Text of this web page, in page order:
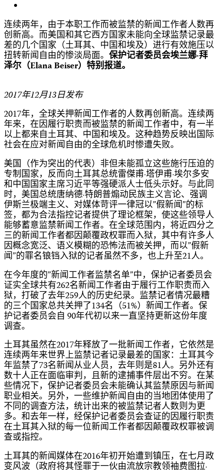
连续两年，由于本职工作而被监禁的新闻工作者人数再
创新高。而美国和其它西方国家未能向全球监禁记录最
差的几个国家（土耳其、中国和埃及）进行有效施压以
扭转新闻自由的惨淡局面。保护记者委员会埃兰娜·拜
泽尔（Elana Beiser）特别报道。
2017年12月13日发布
2017年，全球关押新闻工作者的人数再创新高。连续两
年来，在因履行职责而被监禁的新闻工作者中，有一半
以上都来自土耳其、中国和埃及。这种趋势反映出国际
社会在应对新闻自由的全球危机时惨遭失败。
美国（作为突出的代表）非但未能孤立这些施行压迫的
专制国家，反而向土耳其总统雷傑甫·塔伊甫·埃尔多安
和中国国家主席习近平等强硬派人士低头示好。与此同
时，美国总统唐纳德·特朗普煽动民族主义言论、强调
伊斯兰极端主义、对媒体苛评一律冠以”假新闻”的标
签，都为合法指控记者提供了理论框架，使这些领导人
能够蓄意监禁新闻工作者。在全球范围内，将近四分之
三的新闻工作者都因颠覆政权罪而入狱，其中有许多人
因概念宽泛、语义模糊的恐怖法而被关押，而以”假新
闻”的罪名锒铛入狱的记者虽然不多，也上升至21人。
在今年度的”新闻工作者监禁名单”中，保护记者委员会
证实全球共有262名新闻工作者由于履行工作职责而入
狱，打破了去年259人的历史纪录。监禁记者情况最糟
的三个国家总共关押了134名（51%）新闻工作者。保
护记者委员会自 90年代初以来一直坚持更新这份年度
调查。
土耳其虽然在2017年释放了一批新闻工作者，它依然是
连续两年来世界上监禁记者记录最差的国家：土耳其今
年监禁了73名新闻从业人员，去年则是81人。另外还有
数十人正在面临审判，且新的逮捕事件层出不穷。在某
些情况下，保护记者委员会未能确认其监禁原因与新闻
职业相关。另外，一些维护新闻自由的当地团体使用了
不同的调查方法，统计出来的被监禁记者人数则为更
多。和去年一样，经保护记者委员会查证的因履行职责
在土耳其入狱的每一位新闻工作者都因颠覆政权罪被调
查或指控。
土耳其的新闻媒体在2016年初开始遭到镇压，在七月政